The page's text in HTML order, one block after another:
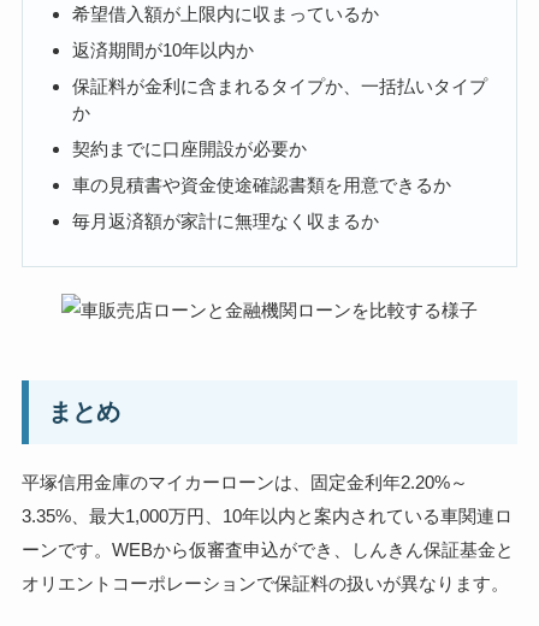
希望借入額が上限内に収まっているか
返済期間が10年以内か
保証料が金利に含まれるタイプか、一括払いタイプ
か
契約までに口座開設が必要か
車の見積書や資金使途確認書類を用意できるか
毎月返済額が家計に無理なく収まるか
まとめ
平塚信用金庫のマイカーローンは、固定金利年2.20%～
3.35%、最大1,000万円、10年以内と案内されている車関連ロ
ーンです。WEBから仮審査申込ができ、しんきん保証基金と
オリエントコーポレーションで保証料の扱いが異なります。